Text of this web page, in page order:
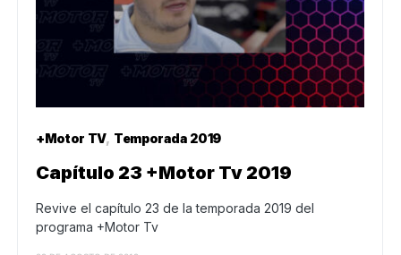
+Motor TV Temporada 2019
Capítulo 23 +Motor Tv 2019
Revive el capítulo 23 de la temporada 2019 del
programa +Motor Tv